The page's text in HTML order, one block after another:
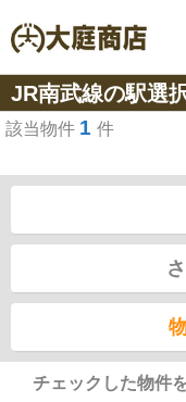
JR南武線の駅選
該当物件 1 件
チェックした物件